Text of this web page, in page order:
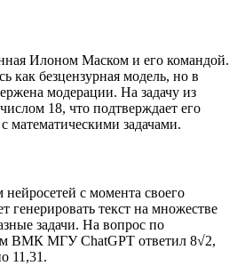
Илоном Маском и его командой.
как безцензурная модель, но в
модерации. На задачу из
18, что подтверждает его
математическими задачами.
с момента своего
генерировать текст на множестве
задачи. На вопрос по
ВМК МГУ ChatGPT ответил 8√2,
11,31.